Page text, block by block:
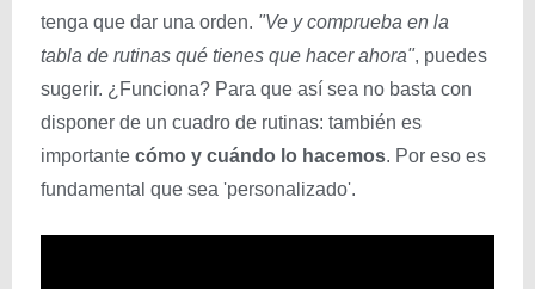
tenga que dar una orden. "Ve y comprueba en la
tabla de rutinas qué tienes que hacer ahora", puedes
sugerir. ¿Funciona? Para que así sea no basta con
disponer de un cuadro de rutinas: también es
importante cómo y cuándo lo hacemos. Por eso es
fundamental que sea 'personalizado'.